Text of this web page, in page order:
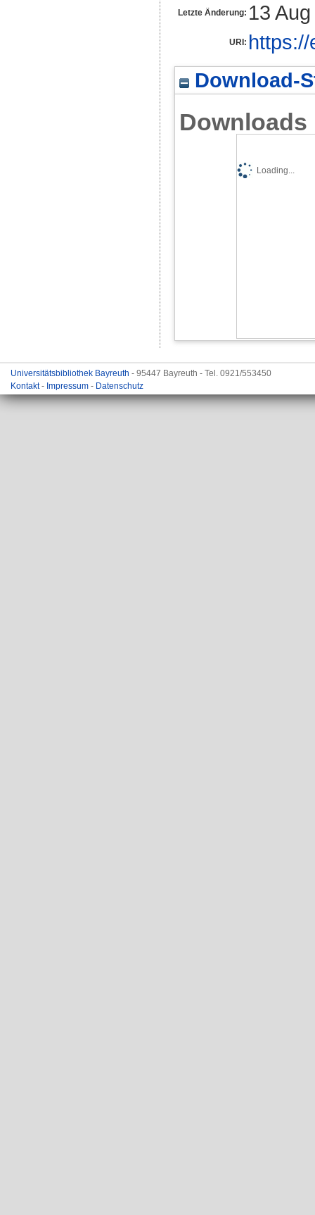
Letzte Änderung: 13
URI:
Download-
Downloads
Loading...
Universitätsbibliothek Bayreuth - 95447 Bayreuth - Tel. 0921/553450
Kontakt- Impressum - Datenschutz